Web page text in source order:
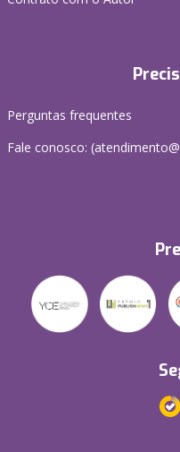
Perguntas frequentes
Fale conosco: